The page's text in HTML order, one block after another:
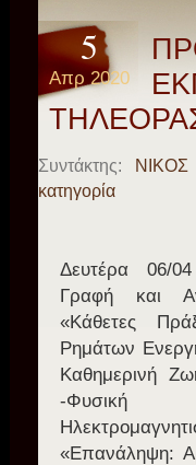
5
Απρ 2020
Συντάκτης:
κατηγορία
Δευτέρα 06/
Γραφή και
«Κάθετες
Ρημάτων
Καθημερινή
-Φυσική
«Επανάληψη: